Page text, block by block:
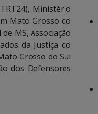
Ministério
Mato Grosso do
MS, Associação
da Justiça do
Grosso do Sul
dos Defensores